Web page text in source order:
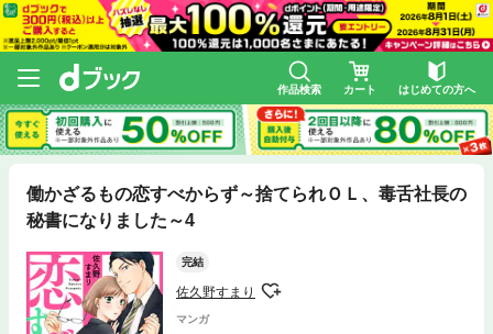
作品検索 カート はじめての方へ
働かざるもの恋すべからず～捨てられＯＬ、毒舌社長の
秘書になりました～4
完結
佐久野すまり
マンガ